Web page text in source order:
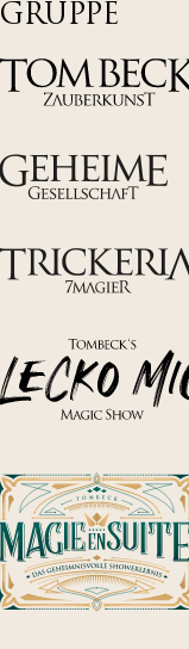
GRUPPE